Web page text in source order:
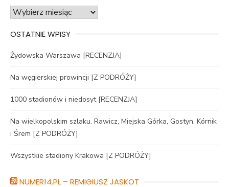
Archiwa
OSTATNIE WPISY
Żydowska Warszawa [RECENZJA]
Na węgierskiej prowincji [Z PODRÓŻY]
1000 stadionów i niedosyt [RECENZJA]
Na wielkopolskim szlaku. Rawicz, Miejska Górka, Gostyn, Kórnik
i Śrem [Z PODRÓŻY]
Wszystkie stadiony Krakowa [Z PODRÓŻY]
NUMER14.PL – REMIGIUSZ JASKOT